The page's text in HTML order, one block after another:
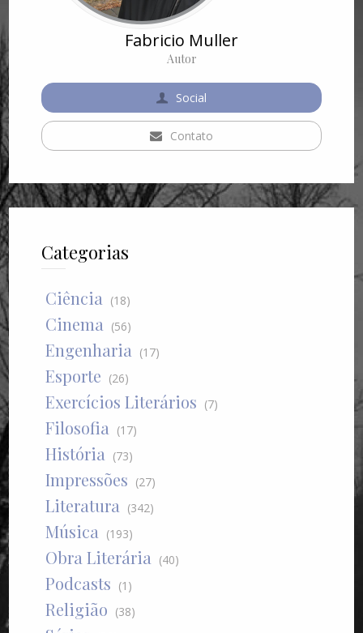
Fabricio Muller
Autor
Social
Contato
Categorias
Ciência (18)
Cinema (56)
Engenharia (17)
Esporte (26)
Exercícios Literários (7)
Filosofia (17)
História (73)
Impressões (27)
Literatura (342)
Música (193)
Obra Literária (40)
Podcasts (1)
Religião (38)